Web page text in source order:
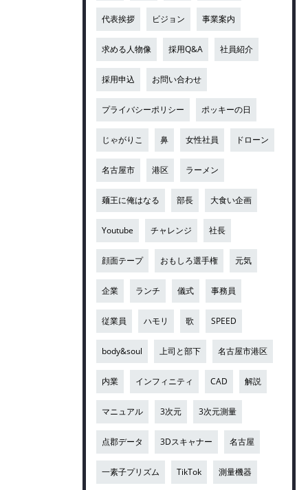
代表挨拶 ビジョン 事業案内
求める人物像 採用Q&A 社員紹介
採用申込 お問い合わせ
プライバシーポリシー ポッキーの日
じゃがりこ 鼻 女性社員 ドローン
名古屋市 港区 ラーメン
麺王に俺はなる 部長 大食い企画
Youtube チャレンジ 社長
顔面テープ おもしろ選手権 元気
企業 ランチ 儀式 事務員
従業員 ハモリ 歌 SPEED
body&soul 上司と部下 名古屋市港区
内業 インフィニティ CAD 解説
マニュアル 3次元 3次元測量
点郡データ 3Dスキャナー 名古屋
一素子プリズム TikTok 測量機器